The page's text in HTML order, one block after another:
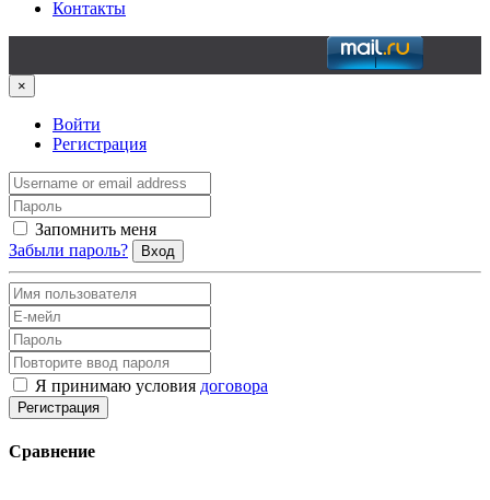
Контакты
×
Войти
Регистрация
Запомнить меня
Забыли пароль?
Вход
Я принимаю условия договора
Регистрация
Сравнение